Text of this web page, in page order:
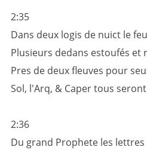
2:35
Dans deux logis de nuict le
Plusieurs dedans estoufés et
Pres de deux fleuves pour
Sol, l'Arq, & Caper tous
2:36
Du grand Prophete les